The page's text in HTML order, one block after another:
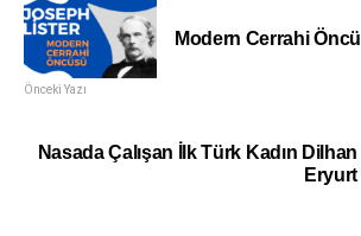
Modern Cerrahi
Önceki Yazı
Nasada Çalışan İlk Türk Kadın Dilhan
Eryurt